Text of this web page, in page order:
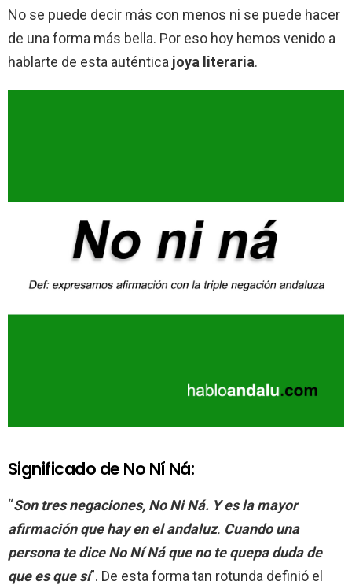
No se puede decir más con menos ni se puede hacer
de una forma más bella. Por eso hoy hemos venido a
hablarte de esta auténtica joya literaria.
Significado de No Ní Ná:
“Son tres negaciones, No Ni Ná. Y es la mayor
afirmación que hay en el andaluz. Cuando una
persona te dice No Ní Ná que no te quepa duda de
que es que sí”. De esta forma tan rotunda definió el